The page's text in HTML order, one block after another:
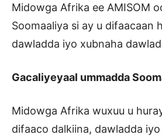
Midowga Afrika ee AMISOM
Soomaaliya si ay u difaacaan
dawladda iyo xubnaha
Gacaliyeyaal ummadda
Midowga Afrika wuxuu u
difaaco dalkiina, dawladda